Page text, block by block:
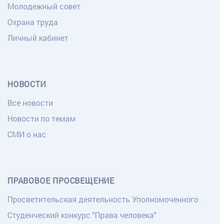
Молодежный совет
Охрана труда
Личный кабинет
НОВОСТИ
Все новости
Новости по темам
СМИ о нас
ПРАВОВОЕ ПРОСВЕЩЕНИЕ
Просветительская деятельность Уполномоченного
Студенческий конкурс "Права человека"